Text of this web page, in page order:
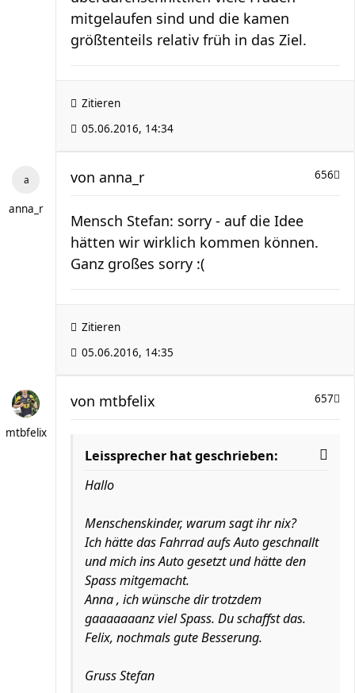
mitgelaufen sind und die kamen
größtenteils relativ früh in das Ziel.
Zitieren
05.06.2016, 14:34
anna_r
656
von anna_r
Mensch Stefan: sorry - auf die Idee
hätten wir wirklich kommen können.
Ganz großes sorry :(
Zitieren
05.06.2016, 14:35
mtbfelix
657
von mtbfelix
Leissprecher hat geschrieben:
Hallo
Menschenskinder, warum sagt ihr nix?
Ich hätte das Fahrrad aufs Auto geschnallt
und mich ins Auto gesetzt und hätte den
Spass mitgemacht.
Anna , ich wünsche dir trotzdem
gaaaaaaanz viel Spass. Du schaffst das.
Felix, nochmals gute Besserung.
Gruss Stefan